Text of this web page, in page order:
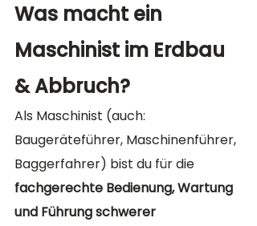
Was macht ein
Maschinist im Erdbau
& Abbruch?
Als Maschinist (auch:
Baugeräteführer, Maschinenführer,
Baggerfahrer) bist du für die
fachgerechte Bedienung, Wartung
und Führung schwerer